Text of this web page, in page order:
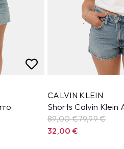
CALVIN KLEIN
Shorts Calvin Klein
89,00 €79,99€
32,00€